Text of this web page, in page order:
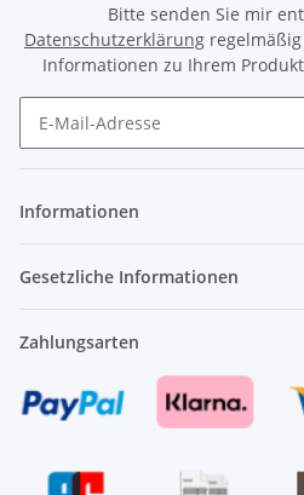
Bitte senden Sie mir
Datenschutzerklärung
Informationen zu Ihrem
Informationen
Gesetzliche Informationen
Zahlungsarten